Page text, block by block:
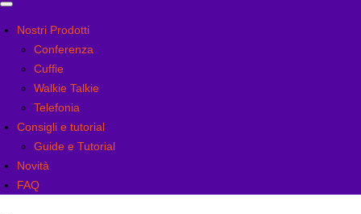
Nostri Prodotti
Conferenza
Cuffie
Walkie Talkie
Telefonia
Consigli e tutorial
Guide e Tutorial
Novità
FAQ